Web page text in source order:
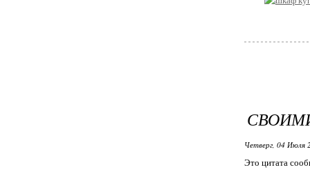
Четверг, 04 Июля
Это цитата